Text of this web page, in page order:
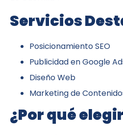
Servicios
Posicionamiento SEO
Publicidad en Google
Diseño Web
Marketing de
¿Por qué